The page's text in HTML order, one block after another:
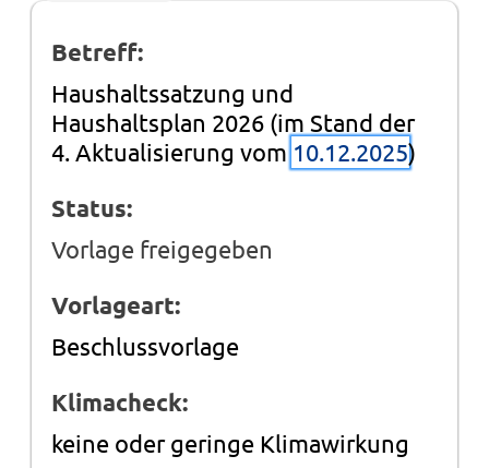
Betreff:
Haushaltssatzung und
Haushaltsplan 2026 (im Stand der
4. Aktualisierung vom 10.12.2025)
Status:
Vorlage freigegeben
Vorlageart:
Beschlussvorlage
Klimacheck:
keine oder geringe Klimawirkung